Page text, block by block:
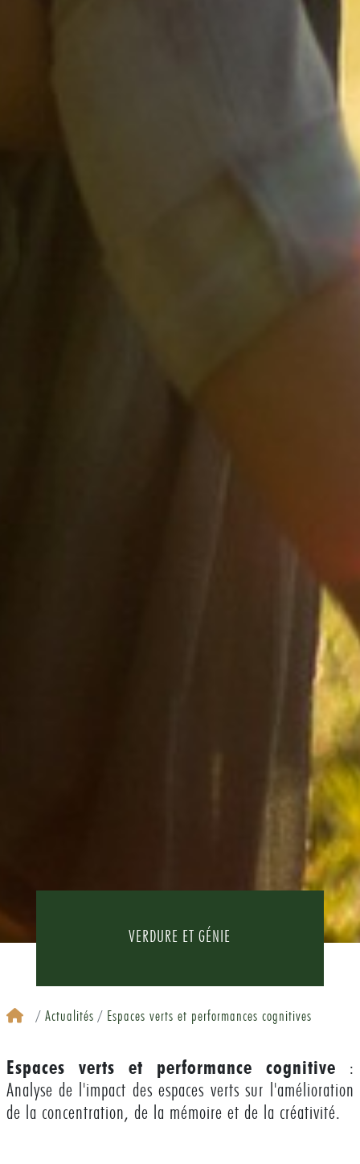
VERDURE ET GÉNIE
Actualités Espaces verts et performances cognitives
Espaces verts et performance cognitive :
Analyse de l'impact des espaces verts sur l'amélioration
de la concentration, de la mémoire et de la créativité.